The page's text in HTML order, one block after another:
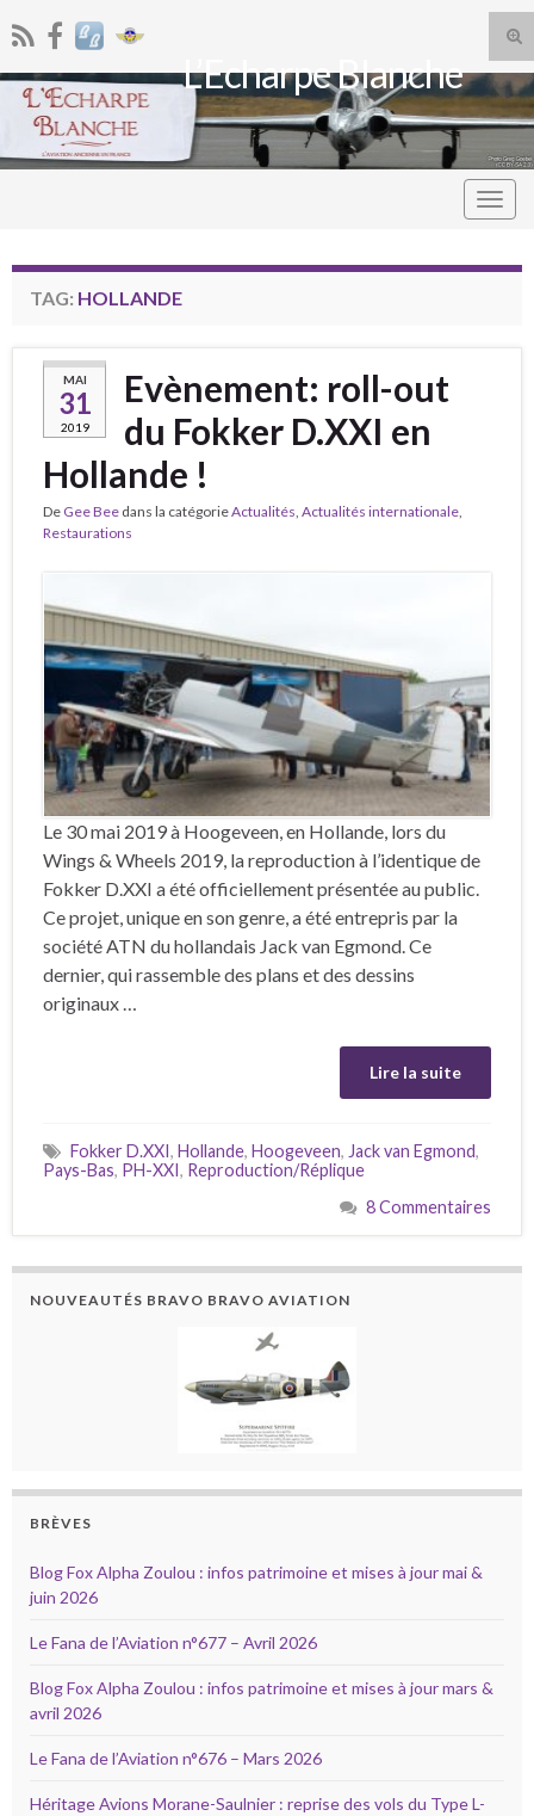
Search for:L’Echarpe Blanche
TAG: HOLLANDE
MAI
31
2019
Evènement: roll-out
du Fokker D.XXI en
Hollande !
De Gee Bee dans la catégorieActualités Actualités internationale
Restaurations
Le 30 mai 2019 à Hoogeveen, en Hollande, lors du
Wings & Wheels 2019, la reproduction à l’identique de
Fokker D.XXI a été officiellement présentée au public.
Ce projet, unique en son genre, a été entrepris par la
société ATN du hollandais Jack van Egmond. Ce
dernier, qui rassemble des plans et des dessins
originaux …
Lire la suite
Fokker D.XXI, Hollande, Hoogeveen, Jack van Egmond,
Pays-Bas, PH-XXI, Reproduction/Réplique
8 Commentaires
NOUVEAUTÉS BRAVO BRAVO AVIATION
BRÈVES
Blog Fox Alpha Zoulou : infos patrimoine et mises à jour mai &
juin 2026
Le Fana de l’Aviation n°677 – Avril 2026
Blog Fox Alpha Zoulou : infos patrimoine et mises à jour mars &
avril 2026
Le Fana de l’Aviation n°676 – Mars 2026
Héritage Avions Morane-Saulnier : reprise des vols du Type L-